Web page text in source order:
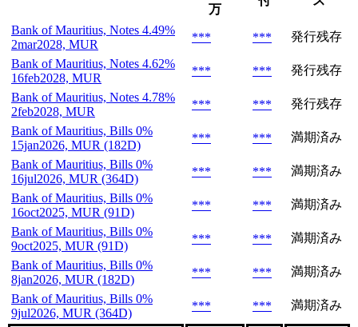
万
Bank of Mauritius, Notes 4.49%
2mar2028, MUR
*** ***
発行残存
Bank of Mauritius, Notes 4.62%
16feb2028, MUR
*** ***
発行残存
Bank of Mauritius, Notes 4.78%
2feb2028, MUR
*** ***
発行残存
Bank of Mauritius, Bills 0%
15jan2026, MUR (182D)
*** ***
満期済み
Bank of Mauritius, Bills 0%
16jul2026, MUR (364D)
*** ***
満期済み
Bank of Mauritius, Bills 0%
16oct2025, MUR (91D)
*** ***
満期済み
Bank of Mauritius, Bills 0%
9oct2025, MUR (91D)
*** ***
満期済み
Bank of Mauritius, Bills 0%
8jan2026, MUR (182D)
*** ***
満期済み
Bank of Mauritius, Bills 0%
9jul2026, MUR (364D)
*** *** 満期済み